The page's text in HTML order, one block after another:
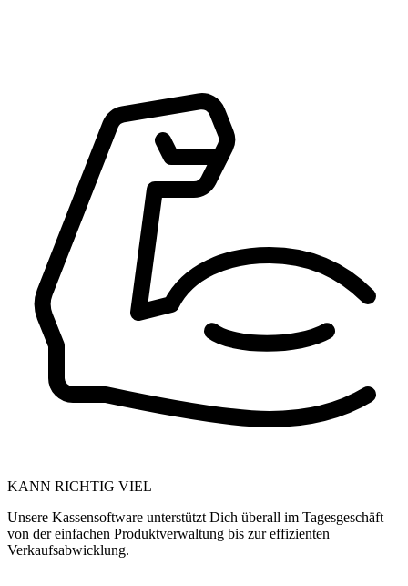
KANN RICHTIG VIEL
Unsere Kassensoftware unterstützt Dich überall im Tagesgeschäft –
von der einfachen Produktverwaltung bis zur effizienten
Verkaufsabwicklung.